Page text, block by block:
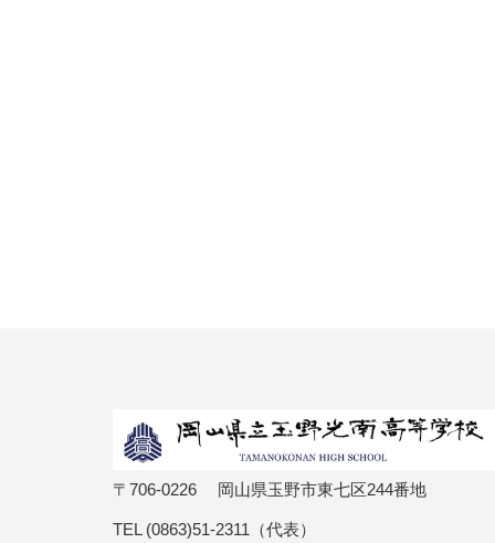
〒706-0226 岡山県玉野市東七区244番地
TEL (0863)51-2311（代表）